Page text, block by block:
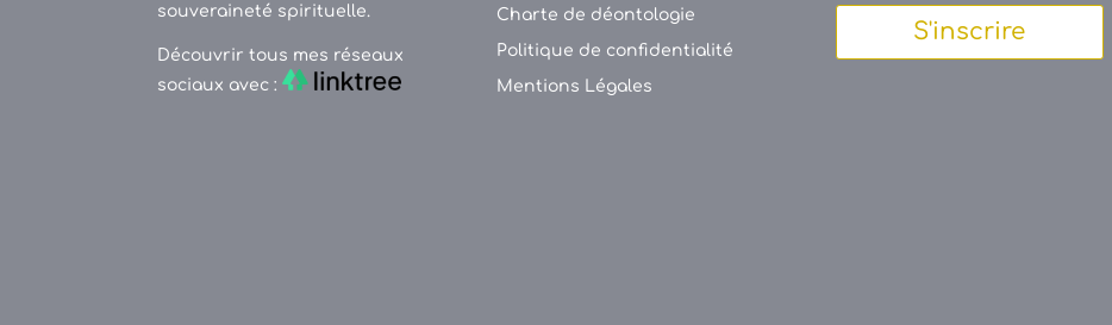
souveraineté spirituelle.
Découvrir tous mes réseaux
sociaux avec :
Charte de déontologie
Politique de confidentialité
Mentions Légales
S'inscrire